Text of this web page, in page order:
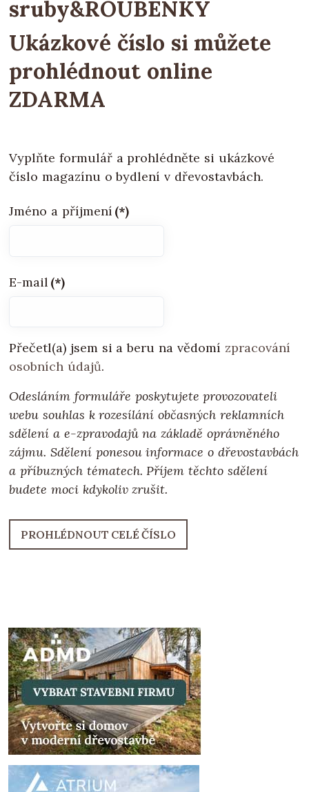
sruby&ROUBENKY
Ukázkové číslo si můžete
prohlédnout online
ZDARMA
Vyplňte formulář a prohlédněte si ukázkové
číslo magazínu o bydlení v dřevostavbách.
Jméno a příjmení (*)
E-mail (*)
Přečetl(a) jsem si a beru na vědomí zpracování
osobních údajů.
Odesláním formuláře poskytujete provozovateli
webu souhlas k rozesílání občasných reklamních
sdělení a e-zpravodajů na základě oprávněného
zájmu. Sdělení ponesou informace o dřevostavbách
a příbuzných tématech. Příjem těchto sdělení
budete moci kdykoliv zrušit.
PROHLÉDNOUT CELÉ ČÍSLO